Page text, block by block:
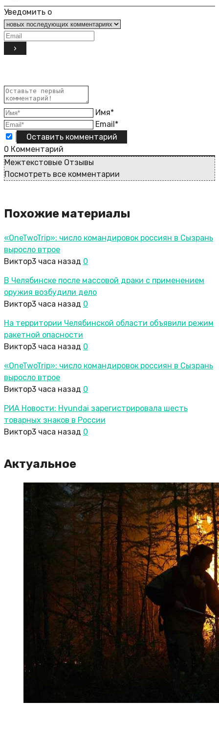
Уведомить о
Имя*
Email*
0 Комментарий
Межтекстовые Отзывы
Посмотреть все комментарии
Похожие материалы
«OneTwoTrip»: число командировок россиян в Сызрань
выросло втрое
Виктор3 часа назад 0
В Челябинске после массовой драки с применением
оружия возбудили дело
Виктор3 часа назад 0
На территории Челябинской области объявили режим
ракетной опасности
Виктор3 часа назад 0
«OneTwoTrip»: число командировок россиян в Сызрань
выросло втрое
Виктор3 часа назад 0
РИА Новости: Hyundai зарегистрировала шесть
товарных знаков в России
Виктор3 часа назад 0
Актуальное